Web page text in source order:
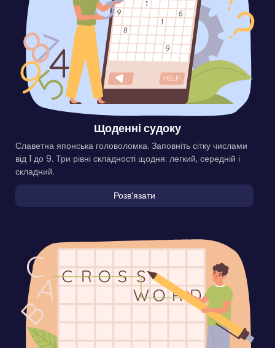
Щоденні судоку
Славетна японська головоломка. Заповніть сітку числами
від 1 до 9. Три рівні складності щодня: легкий, середній і
складний.
Розвʼязати